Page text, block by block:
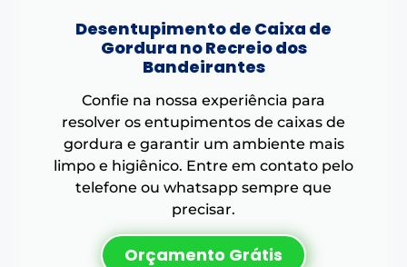
Desentupimento de Caixa de
Gordura no Recreio dos
Bandeirantes
Confie na nossa experiência para
resolver os entupimentos de caixas de
gordura e garantir um ambiente mais
limpo e higiênico. Entre em contato pelo
telefone ou whatsapp sempre que
precisar.
Orçamento Grátis